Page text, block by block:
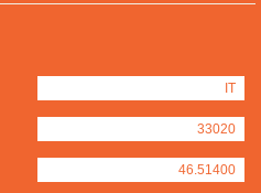
IT
33020
46.51400